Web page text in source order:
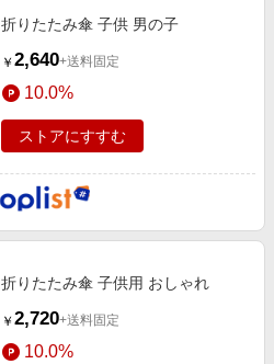
折りたたみ傘 子供 男の子
￥ 2,640+送料固定
10.0%
ストアにすすむ
折りたたみ傘 子供用 おしゃれ
￥ 2,720+送料固定
10.0%